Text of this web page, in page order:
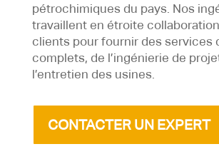
pétrochimiques du pays. Nos
travaillent en étroite
clients pour fournir des services
complets, de l’ingénierie de
l’entretien des usines.
CONTACTER UN EXPERT